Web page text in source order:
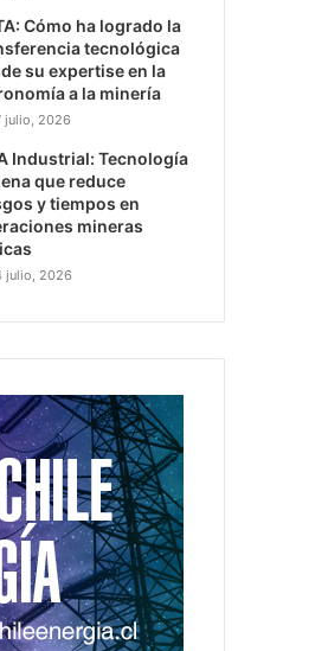
Cómo ha logrado la
tecnológica
su expertise en la
a la minería
julio, 2026
Industrial: Tecnología
que reduce
y tiempos en
mineras
julio, 2026